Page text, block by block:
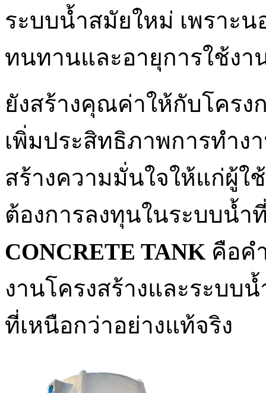
ระบบน้ำสมัยใหม่ เพราะ
ทนทานและอายุการใช้งา
ยังสร้างคุณค่าให้กับโคร
เพิ่มประสิทธิภาพการทำง
สร้างความมั่นใจให้แก่ผู้ใ
ต้องการลงทุนในระบบน้
CONCRETE TANK คือค
งานโครงสร้างและระบบ
ที่เหนือกว่าอย่างแท้จริง